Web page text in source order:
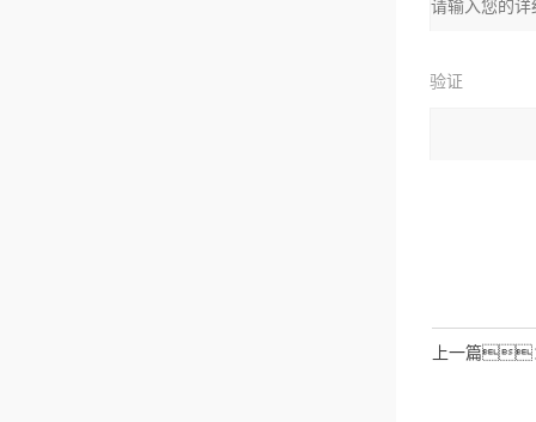
址：
验证
如：三
上一篇